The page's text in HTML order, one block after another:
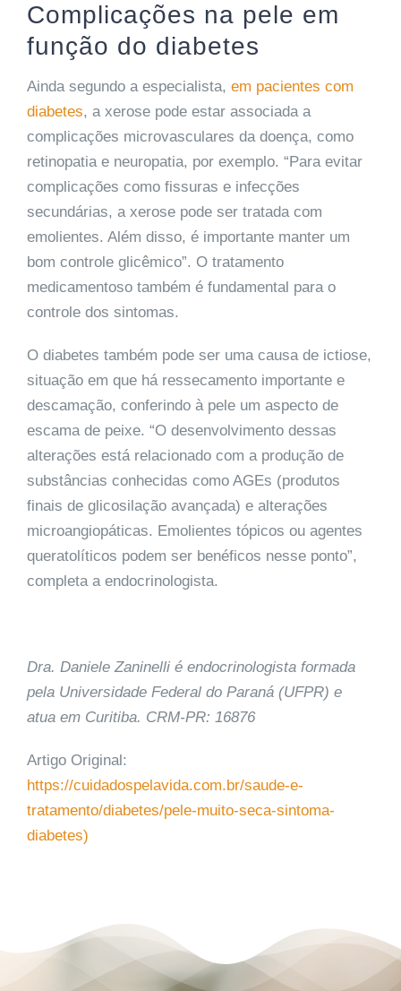
Complicações na pele em
função do diabetes
Ainda segundo a especialista, em pacientes com
diabetes, a xerose pode estar associada a
complicações microvasculares da doença, como
retinopatia e neuropatia, por exemplo. “Para evitar
complicações como fissuras e infecções
secundárias, a xerose pode ser tratada com
emolientes. Além disso, é importante manter um
bom controle glicêmico”. O tratamento
medicamentoso também é fundamental para o
controle dos sintomas.
O diabetes também pode ser uma causa de ictiose,
situação em que há ressecamento importante e
descamação, conferindo à pele um aspecto de
escama de peixe. “O desenvolvimento dessas
alterações está relacionado com a produção de
substâncias conhecidas como AGEs (produtos
finais de glicosilação avançada) e alterações
microangiopáticas. Emolientes tópicos ou agentes
queratolíticos podem ser benéficos nesse ponto”,
completa a endocrinologista.
Dra. Daniele Zaninellié endocrinologista formada
pela Universidade Federal do Paraná (UFPR) e
atua em Curitiba. CRM-PR: 16876
Artigo Original:
https://cuidadospelavida.com.br/saude-e-
tratamento/diabetes/pele-muito-seca-sintoma-
diabetes)